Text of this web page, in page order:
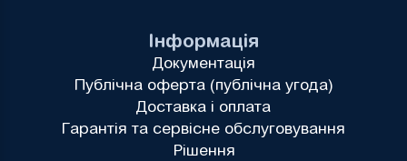
Інформація
Документація
Публічна оферта (публічна угода)
Доставка і оплата
Гарантія та сервісне обслуговування
Рішення